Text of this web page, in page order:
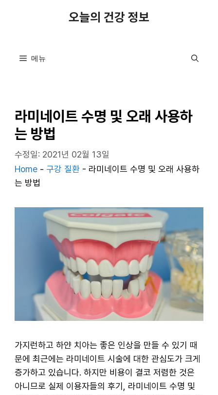
오늘의 건강 정보
메뉴
라미네이트 수명 및 오래 사용하
는 방법
수정일: 2021년 02월 13일
Home - 구강 질환 - 라미네이트 수명 및 오래 사용하
는 방법
가지런하고 하얀 치아는 좋은 인상을 만들 수 있기 때
문에 최근에는 라미네이트 시술에 대한 관심도가 크게
증가하고 있습니다. 하지만 비용이 결코 저렴한 것은
아니므로 실제 이용자들의 후기, 라미네이트 수명 및